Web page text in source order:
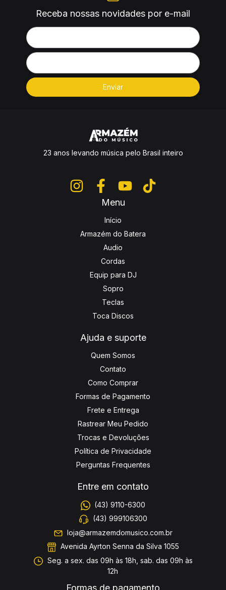
Receba nossas novidades por e-mail
23 anos levando música pelo Brasil inteiro
Menu
Início
Armazém do Batera
Audio
Cordas
Equip para DJ
Sopro
Teclas
Toca Discos
Ajuda e suporte
Quem Somos
Contato
Como Comprar
Formas de Pagamento
Frete e Entrega
Rastrear Meu Pedido
Trocas e Devoluções
Política de Privacidade
Perguntas Frequentes
Entre em contato
(43) 9110-6300
(43) 999106300
loja@armazemdomusico.com.br
Avenida Ayrton Senna da Silva 1055
Seg. a sex. das 09h às 18h, sab. das 09h às
12h
Formas de pagamento